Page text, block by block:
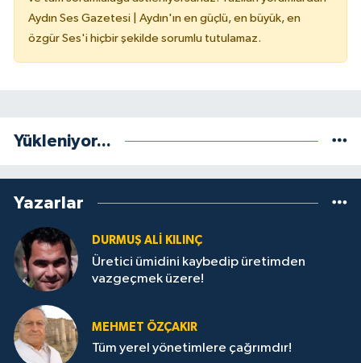
Aydın Ses Gazetesi | Aydın'ın en güçlü, en büyük, en
özgür Ses'i hiçbir şekilde sorumlu tutulamaz.
Yükleniyor...
Yazarlar
DURMUŞ ALI KILINÇ
Üretici ümidini kaybedip üretimden
vazgeçmek üzere!
MEHMET ÖZÇAKIR
Tüm yerel yönetimlere çağrımdır!